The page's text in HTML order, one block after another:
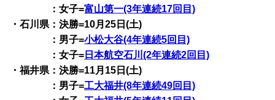
：女子=富山第一(3年連続17回目)
・石川県：決勝=10月25日(土)
：男子=小松大谷(4年連続5回目)
：女子= 日本航空石川(2年連続2回目)
・福井県：決勝=11月15日(土)
：男子=工大福井(8年連続49回目)